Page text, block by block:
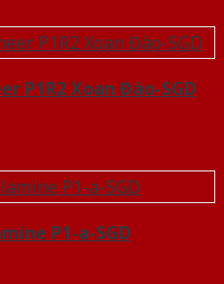
P1R2 Xoan Đào-SGD
P1-a-SGD